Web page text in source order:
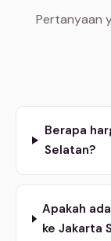
Pertanyaan
Berapa
Selatan?
Apakah
ke Jakarta